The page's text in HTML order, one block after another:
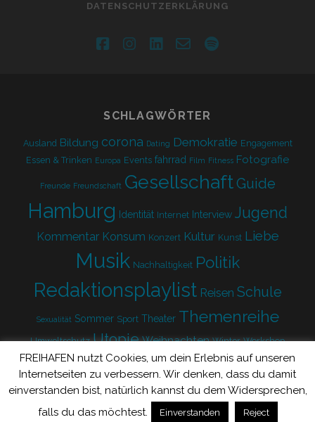
DATENSCHUTZERKLÄRUNG
facebookinstagram
linkedin
email-spotify
SCHLAGWÖRTER
Ausland Bildung corona Dating Demokratie Engagement
Essen & Trinken Europa Events fahrrad Film Fitness Fotografie
Freunde Freundschaft GesellschaftGuide
Hamburg Identität Internet Interview Jugend
Kommentar Konsum Konzert Kultur Kunst Liebe
Musik Nachhaltigkeit Politik
Redaktionsplaylist Reisen Schule
Sexualität Sommer Sport Theater Themenreihe
Umweltschutz Utopie Weihnachten Winter Workshop
Zukunft
FREIHAFEN nutzt Cookies, um dein Erlebnis auf unseren
Internetseiten zu verbessern. Wir denken, dass du damit
einverstanden bist, natürlich kannst du dem Widersprechen,
falls du das möchtest.
Einverstanden Reject